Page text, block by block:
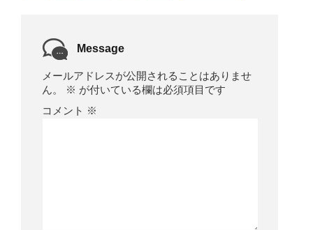
Message
メールアドレスが公開されることはありませ
ん。
※ が付いている欄は必須項目です
コメント ※